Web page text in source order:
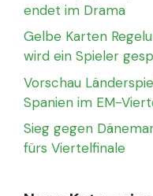
endet im Drama
Gelbe Karten
wird ein Spieler
Vorschau
Spanien im EM-
Sieg gegen
fürs Viertelfinale